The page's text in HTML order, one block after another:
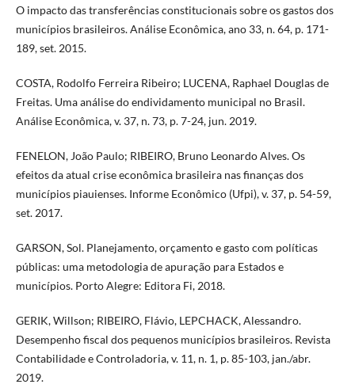
O impacto das transferências constitucionais sobre os gastos dos
municípios brasileiros. Análise Econômica, ano 33, n. 64, p. 171-
189, set. 2015.
COSTA, Rodolfo Ferreira Ribeiro; LUCENA, Raphael Douglas de
Freitas. Uma análise do endividamento municipal no Brasil.
Análise Econômica, v. 37, n. 73, p. 7-24, jun. 2019.
FENELON, João Paulo; RIBEIRO, Bruno Leonardo Alves. Os
efeitos da atual crise econômica brasileira nas finanças dos
municípios piauienses. Informe Econômico (Ufpi), v. 37, p. 54-59,
set. 2017.
GARSON, Sol. Planejamento, orçamento e gasto com políticas
públicas: uma metodologia de apuração para Estados e
municípios. Porto Alegre: Editora Fi, 2018.
GERIK, Willson; RIBEIRO, Flávio, LEPCHACK, Alessandro.
Desempenho fiscal dos pequenos municípios brasileiros. Revista
Contabilidade e Controladoria, v. 11, n. 1, p. 85-103, jan./abr.
2019.